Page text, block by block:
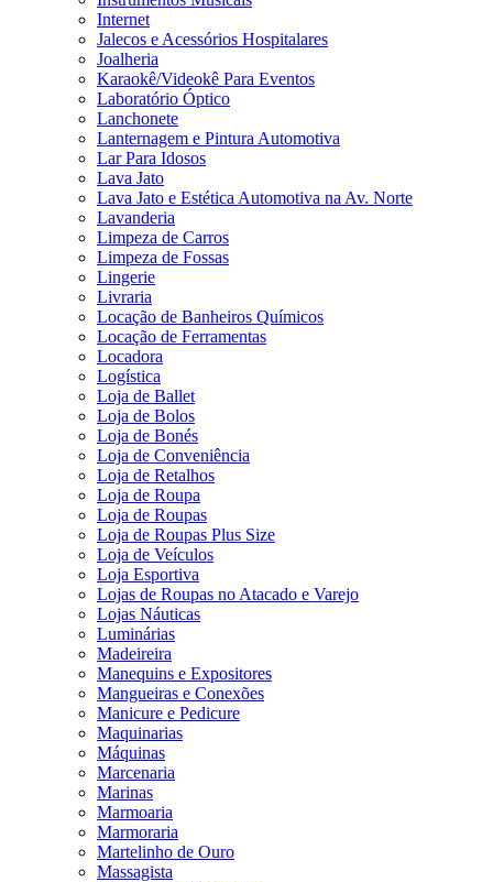
Internet
Jalecos e Acessórios Hospitalares
Joalheria
Karaokê/Videokê Para Eventos
Laboratório Óptico
Lanchonete
Lanternagem e Pintura Automotiva
Lar Para Idosos
Lava Jato
Lava Jato e Estética Automotiva na Av. Norte
Lavanderia
Limpeza de Carros
Limpeza de Fossas
Lingerie
Livraria
Locação de Banheiros Químicos
Locação de Ferramentas
Locadora
Logística
Loja de Ballet
Loja de Bolos
Loja de Bonés
Loja de Conveniência
Loja de Retalhos
Loja de Roupa
Loja de Roupas
Loja de Roupas Plus Size
Loja de Veículos
Loja Esportiva
Lojas de Roupas no Atacado e Varejo
Lojas Náuticas
Luminárias
Madeireira
Manequins e Expositores
Mangueiras e Conexões
Manicure e Pedicure
Maquinarias
Máquinas
Marcenaria
Marinas
Marmoaria
Marmoraria
Martelinho de Ouro
Massagista